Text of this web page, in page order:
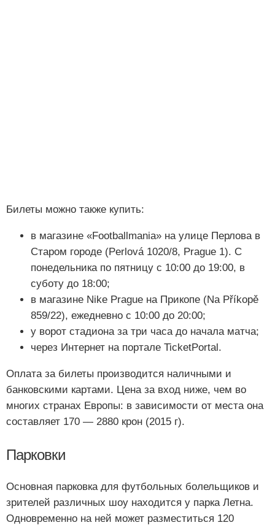
Билеты можно также купить:
в магазине «Footballmania» на улице Перлова в
Старом городе (Perlová 1020/8, Prague 1). С
понедельника по пятницу с 10:00 до 19:00, в
суботу до 18:00;
в магазине Nike Prague на Прикопе (Na Příkopě
859/22), ежедневно с 10:00 до 20:00;
у ворот стадиона за три часа до начала матча;
через Интернет на портале TicketPortal.
Оплата за билеты производится наличными и
банковскими картами. Цена за вход ниже, чем во
многих странах Европы: в зависимости от места она
составляет 170 — 2880 крон (2015 г).
Парковки
Основная парковка для футбольных болельщиков и
зрителей различных шоу находится у парка Летна.
Одновременно на ней может разместиться 120